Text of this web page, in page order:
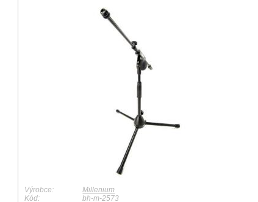
Výrobce:
Millenium
Kód:
bh-m-2573